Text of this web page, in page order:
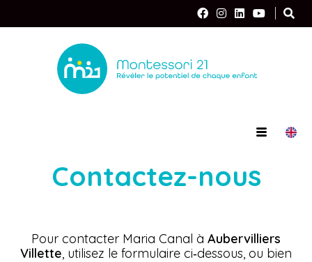
Contactez-nous
Pour contacter Maria Canal à Aubervilliers
Villette, utilisez le formulaire ci‑dessous, ou bien